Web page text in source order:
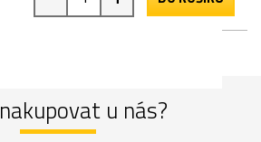
nakupovat u nás?